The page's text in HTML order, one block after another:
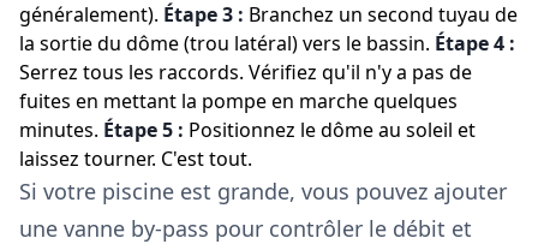
généralement). Étape 3 : Branchez un second tuyau de
la sortie du dôme (trou latéral) vers le bassin. Étape 4 :
Serrez tous les raccords. Vérifiez qu'il n'y a pas de
fuites en mettant la pompe en marche quelques
minutes. Étape 5 : Positionnez le dôme au soleil et
laissez tourner. C'est tout.
Si votre piscine est grande, vous pouvez ajouter
une vanne by-pass pour contrôler le débit et